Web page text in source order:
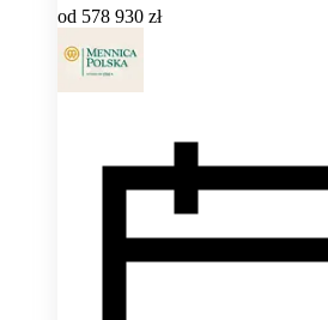
od 578 930 zł